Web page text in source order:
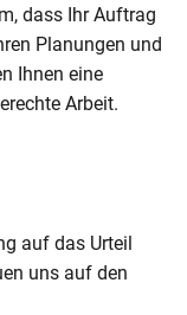
dass Ihr Auftrag
Planungen und
Ihnen eine
Arbeit.
auf das Urteil
uns auf den